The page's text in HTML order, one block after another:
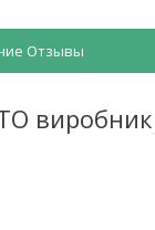
Отзывы
виробник